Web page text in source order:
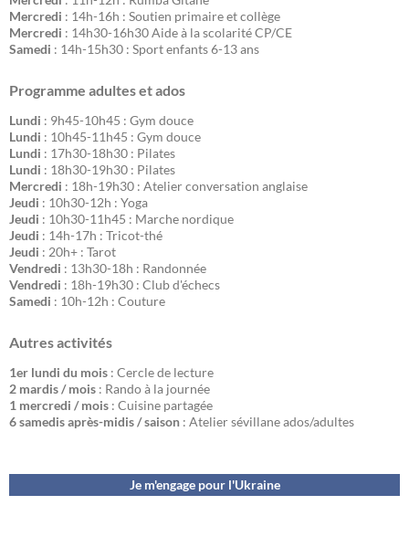
Mercredi : 14h-16h : Soutien primaire et collège
Mercredi : 14h30-16h30 Aide à la scolarité CP/CE
Samedi : 14h-15h30 : Sport enfants 6-13 ans
Programme adultes et ados
Lundi : 9h45-10h45 : Gym douce
Lundi : 10h45-11h45 : Gym douce
Lundi : 17h30-18h30 : Pilates
Lundi : 18h30-19h30 : Pilates
Mercredi : 18h-19h30 : Atelier conversation anglaise
Jeudi : 10h30-12h : Yoga
Jeudi : 10h30-11h45 : Marche nordique
Jeudi : 14h-17h : Tricot-thé
Jeudi : 20h+ : Tarot
Vendredi : 13h30-18h : Randonnée
Vendredi : 18h-19h30 : Club d'échecs
Samedi : 10h-12h : Couture
Autres activités
1er lundi du mois : Cercle de lecture
2 mardis / mois : Rando à la journée
1 mercredi / mois : Cuisine partagée
6 samedis après-midis / saison : Atelier sévillane ados/adultes
Je m'engage pour l'Ukraine